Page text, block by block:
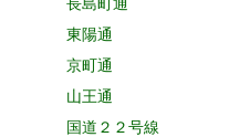
東陽通
京町通
山王通
国道２２号線